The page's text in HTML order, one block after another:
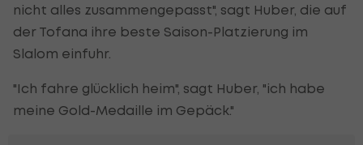
nicht alles zusammengepasst", sagt Huber, die auf
der Tofana ihre beste Saison-Platzierung im
Slalom einfuhr.
"Ich fahre glücklich heim", sagt Huber, "ich habe
meine Gold-Medaille im Gepäck."